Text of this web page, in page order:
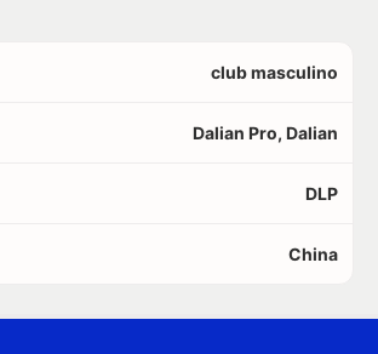
club masculino
Dalian Pro, Dalian
DLP
China